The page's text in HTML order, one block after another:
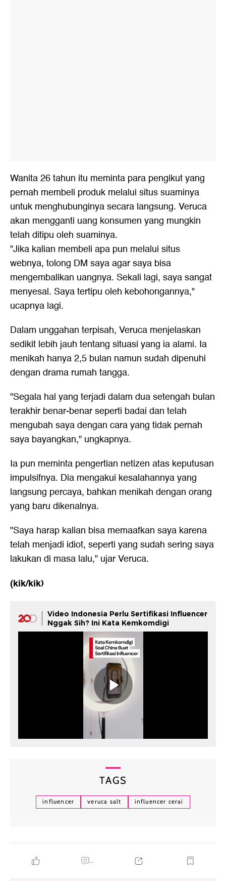
Wanita 26 tahun itu meminta para pengikut yang
pernah membeli produk melalui situs suaminya
untuk menghubunginya secara langsung. Veruca
akan mengganti uang konsumen yang mungkin
telah ditipu oleh suaminya.
"Jika kalian membeli apa pun melalui situs
webnya, tolong DM saya agar saya bisa
mengembalikan uangnya. Sekali lagi, saya sangat
menyesal. Saya tertipu oleh kebohongannya,"
ucapnya lagi.
Dalam unggahan terpisah, Veruca menjelaskan
sedikit lebih jauh tentang situasi yang ia alami. Ia
menikah hanya 2,5 bulan namun sudah dipenuhi
dengan drama rumah tangga.
"Segala hal yang terjadi dalam dua setengah bulan
terakhir benar-benar seperti badai dan telah
mengubah saya dengan cara yang tidak pernah
saya bayangkan," ungkapnya.
Ia pun meminta pengertian netizen atas keputusan
impulsifnya. Dia mengakui kesalahannya yang
langsung percaya, bahkan menikah dengan orang
yang baru dikenalnya.
"Saya harap kalian bisa memaafkan saya karena
telah menjadi idiot, seperti yang sudah sering saya
lakukan di masa lalu," ujar Veruca.
(kik/kik)
Video Indonesia Perlu Sertifikasi Influencer
Nggak Sih? Ini Kata Kemkomdigi
TAGS
influencer veruca salt influencer cerai
...